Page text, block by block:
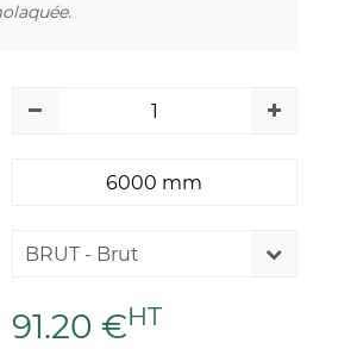
BRUT - Brut
91.20 €HT